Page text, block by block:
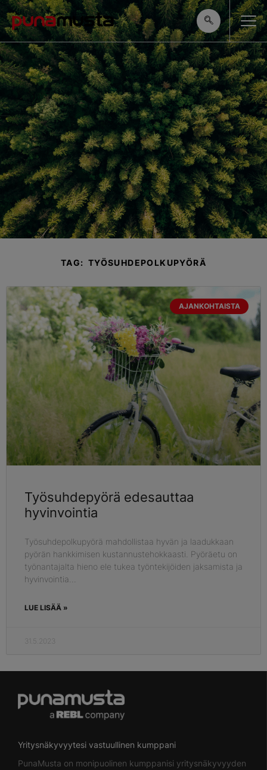
TAG: TYÖSUHDEPOLKUPYÖRÄ
AJANKOHTAISTA
Työsuhdepyörä edesauttaa
hyvinvointia
Työsuhdepolkupyörä mahdollistaa hyvän ja laadukkaan
pyörän hankkimisen kustannustehokkaasti. Pyöräetu on
työnantajalta hieno ele tukea työntekijöiden jaksamista ja
hyvinvointia.
LUE LISÄÄ »
31.5.2023
Yritysnäkyvyytesi vastuullinen kumppani
PunaMusta on monipuolinen kumppanisi yritysnäkyvyyden